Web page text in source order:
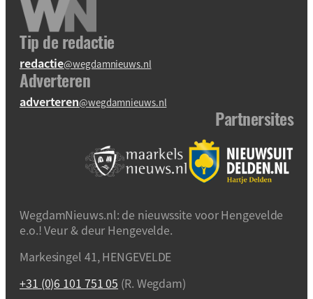
Tip de redactie
redactie@wegdamnieuws.nl
Adverteren
adverteren@wegdamnieuws.nl
Partnersites
WegdamNieuws.nl: de nieuwssite voor Hengevelde
e.o.! Veur & deur Hengevelde.
Markesingel 41, HENGEVELDE
+31 (0)6 101 751 05 (R. Wegdam)